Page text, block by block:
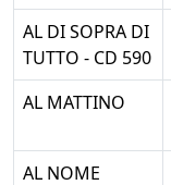
AL DI SOPRA DI
TUTTO - CD 590
AL MATTINO
AL NOME